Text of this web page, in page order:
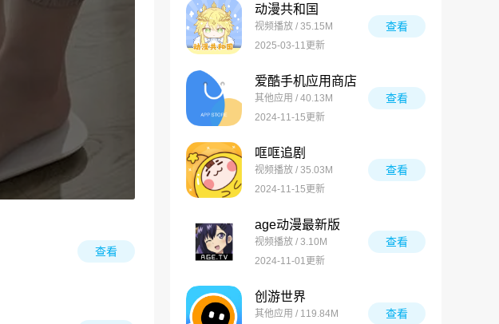
查看
动漫共和国
视频播放 / 35.15M
2025-03-11更新
查看
爱酷手机应用商店
其他应用 / 40.13M
2024-11-15更新
查看
哐哐追剧
视频播放 / 35.03M
2024-11-15更新
查看
age动漫最新版
视频播放 / 3.10M
2024-11-01更新
查看
创游世界
其他应用 / 119.84M
查看